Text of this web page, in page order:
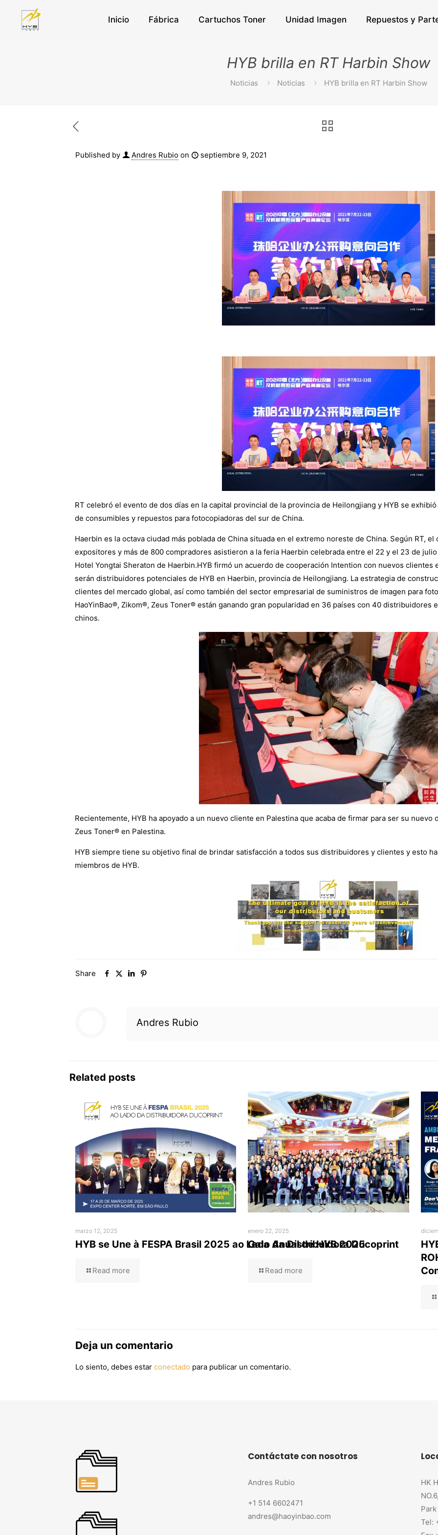
Inicio Fábrica Cartuchos Toner Unidad Imagen Repuestos y
HYB brilla en RT Harbin Show
Noticias Noticias HYB brilla en RT Harbin Show
Published by Andres Rubio on septiembre 9, 2021
RT celebró el evento de dos días en la capital provincial de la provincia de Heilongjiang y HYB se
de consumibles y repuestos para fotocopiadoras del sur de China.
Haerbin es la octava ciudad más poblada de China situada en el extremo noreste de China. Según RT,
expositores y más de 800 compradores asistieron a la feria Haerbin celebrada entre el 22 y el 23 de
Hotel Yongtai Sheraton de Haerbin.HYB firmó un acuerdo de cooperación Intention con nuevos clientes
serán distribuidores potenciales de HYB en Haerbin, provincia de Heilongjiang. La estrategia de
clientes del mercado global, así como también del sector empresarial de suministros de imagen para
HaoYinBao®, Zikom®, Zeus Toner® están ganando gran popularidad en 36 países con 40
chinos.
Recientemente, HYB ha apoyado a un nuevo cliente en Palestina que acaba de firmar para ser su
Zeus Toner® en Palestina.
HYB siempre tiene su objetivo final de brindar satisfacción a todos sus distribuidores y clientes y esto
miembros de HYB.
Share
Andres Rubio
Related posts
marzo 12, 2025
HYB se Une à FESPA Brasil 2025 ao Lado da Distribuidora Ducoprint
Read more
enero 22, 2025
Gala Anual de HYB 2025
Read more
Deja un comentario
Lo siento, debes estar conectado para publicar un comentario.
Contáctate con nosotros
Andres Rubio
+1 514 6602471
andres@haoyinbao.com
HK
Tel: